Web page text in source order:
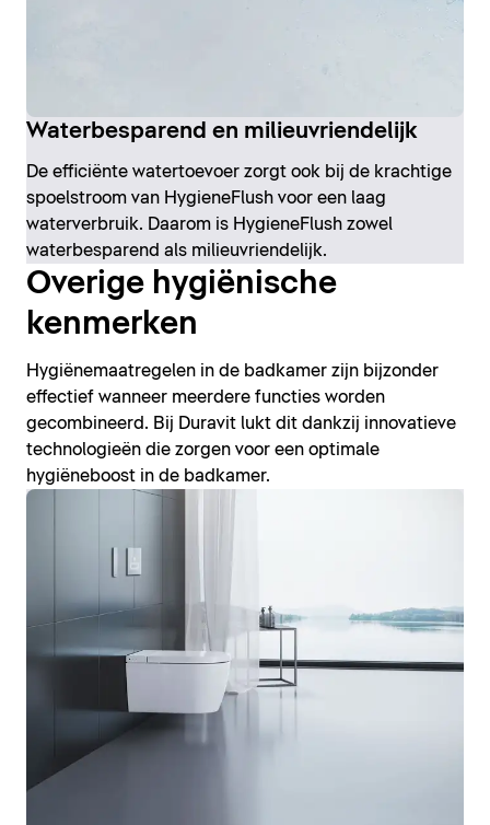
Waterbesparend en milieuvriendelijk
De efficiënte watertoevoer zorgt ook bij de krachtige
spoelstroom van HygieneFlush voor een laag
waterverbruik. Daarom is HygieneFlush zowel
waterbesparend als milieuvriendelijk.
Overige hygiënische
kenmerken
Hygiënemaatregelen in de badkamer zijn bijzonder
effectief wanneer meerdere functies worden
gecombineerd. Bij Duravit lukt dit dankzij innovatieve
technologieën die zorgen voor een optimale
hygiëneboost in de badkamer.